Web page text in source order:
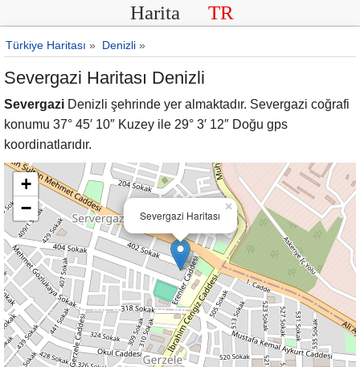
Harita TR
Türkiye Haritası » Denizli »
Severgazi Haritası Denizli
Severgazi Denizli şehrinde yer almaktadır. Severgazi coğrafi
konumu 37° 45′ 10″ Kuzey ile 29° 3′ 12″ Doğu gps
koordinatlarıdır.
Severgazi Haritası
×
+
−